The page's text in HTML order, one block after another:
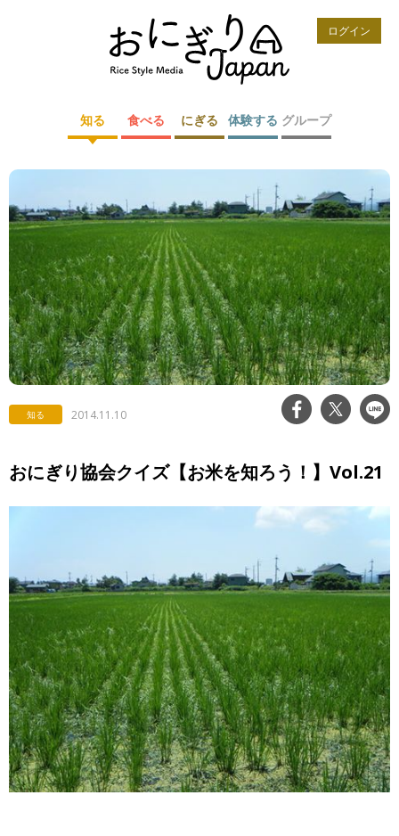
ログイン
知る 食べる にぎる 体験する グループ
知る 2014.11.10
おにぎり協会クイズ【お米を知ろう！】Vol.21